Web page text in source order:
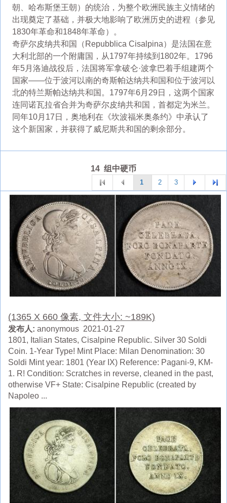
朝、哈布斯堡王朝）的统治，为整个欧洲民族主义情绪的
出现奠定了基础，并极大地影响了欧洲历史的进程（参见
1830年革命和1848年革命）。
奇萨尔皮纳共和国（Repubblica Cisalpina）是法国在意
大利北部的一个附庸国，从1797年持续到1802年。1796
年5月洛迪战役后，法国将军拿破仑·波拿巴着手组建两个
国家——位于波河以南的奇斯帕达纳共和国和位于波河以
北的特兰斯帕达纳共和国。1797年6月29日，这两个国家
连同诺瓦拉省合并为奇萨尔皮纳共和国，首都定为米兰。
同年10月17日，奥地利在《坎波福米奥条约》中承认了
这个新国家，并获得了威尼斯共和国的剩余部分。
14 组中硬币
1 2 3
(1365 X 660 像素, 文件大小: ~189K)
发布人: anonymous 2021-01-27
1801, Italian States, Cisalpine Republic. Silver 30 Soldi
Coin. 1-Year Type! Mint Place: Milan Denomination: 30
Soldi Mint year: 1801 (Year IX) Reference: Pagani-9, KM-
1. R! Condition: Scratches in reverse, cleaned in the past,
otherwise VF+ State: Cisalpine Republic (created by
Napoleo ...